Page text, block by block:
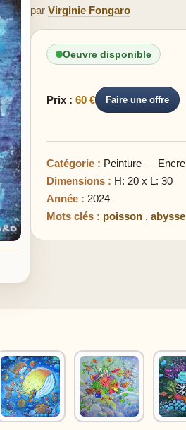
par Virginie Fongaro
Oeuvre disponible
Prix : 60 € Faire une offre
Catégorie : Peinture — Encre
Dimensions : H: 20 x L: 30
Année : 2024
Mots clés : poisson , abysse